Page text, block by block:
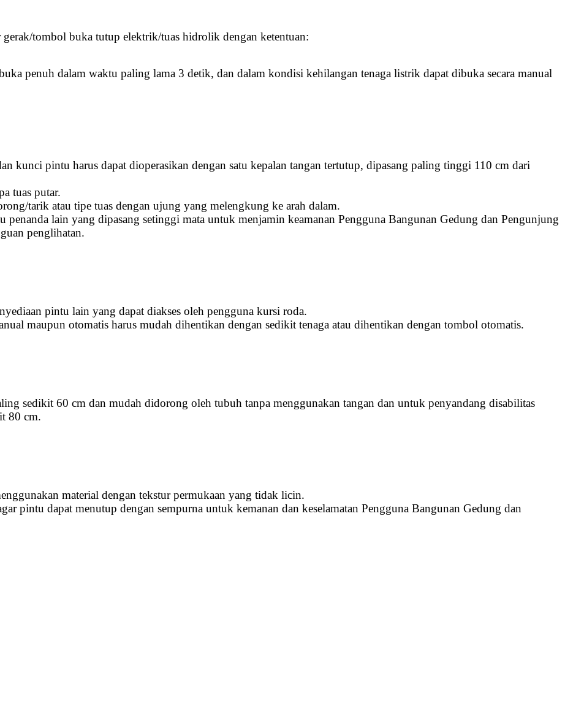
tombol buka tutup elektrik/tuas hidrolik dengan ketentuan:
penuh dalam waktu paling lama 3 detik, dan dalam kondisi kehilangan tenaga listrik dapat dibuka secara manual
kunci pintu harus dapat dioperasikan dengan satu kepalan tangan tertutup, dipasang paling tinggi 110 cm dari
tuas putar.
tarik atau tipe tuas dengan ujung yang melengkung ke arah dalam.
penanda lain yang dipasang setinggi mata untuk menjamin keamanan Pengguna Bangunan Gedung dan Pengunjung
penglihatan.
pintu lain yang dapat diakses oleh pengguna kursi roda.
maupun otomatis harus mudah dihentikan dengan sedikit tenaga atau dihentikan dengan tombol otomatis.
sedikit 60 cm dan mudah didorong oleh tubuh tanpa menggunakan tangan dan untuk penyandang disabilitas
80 cm.
material dengan tekstur permukaan yang tidak licin.
pintu dapat menutup dengan sempurna untuk kemanan dan keselamatan Pengguna Bangunan Gedung dan